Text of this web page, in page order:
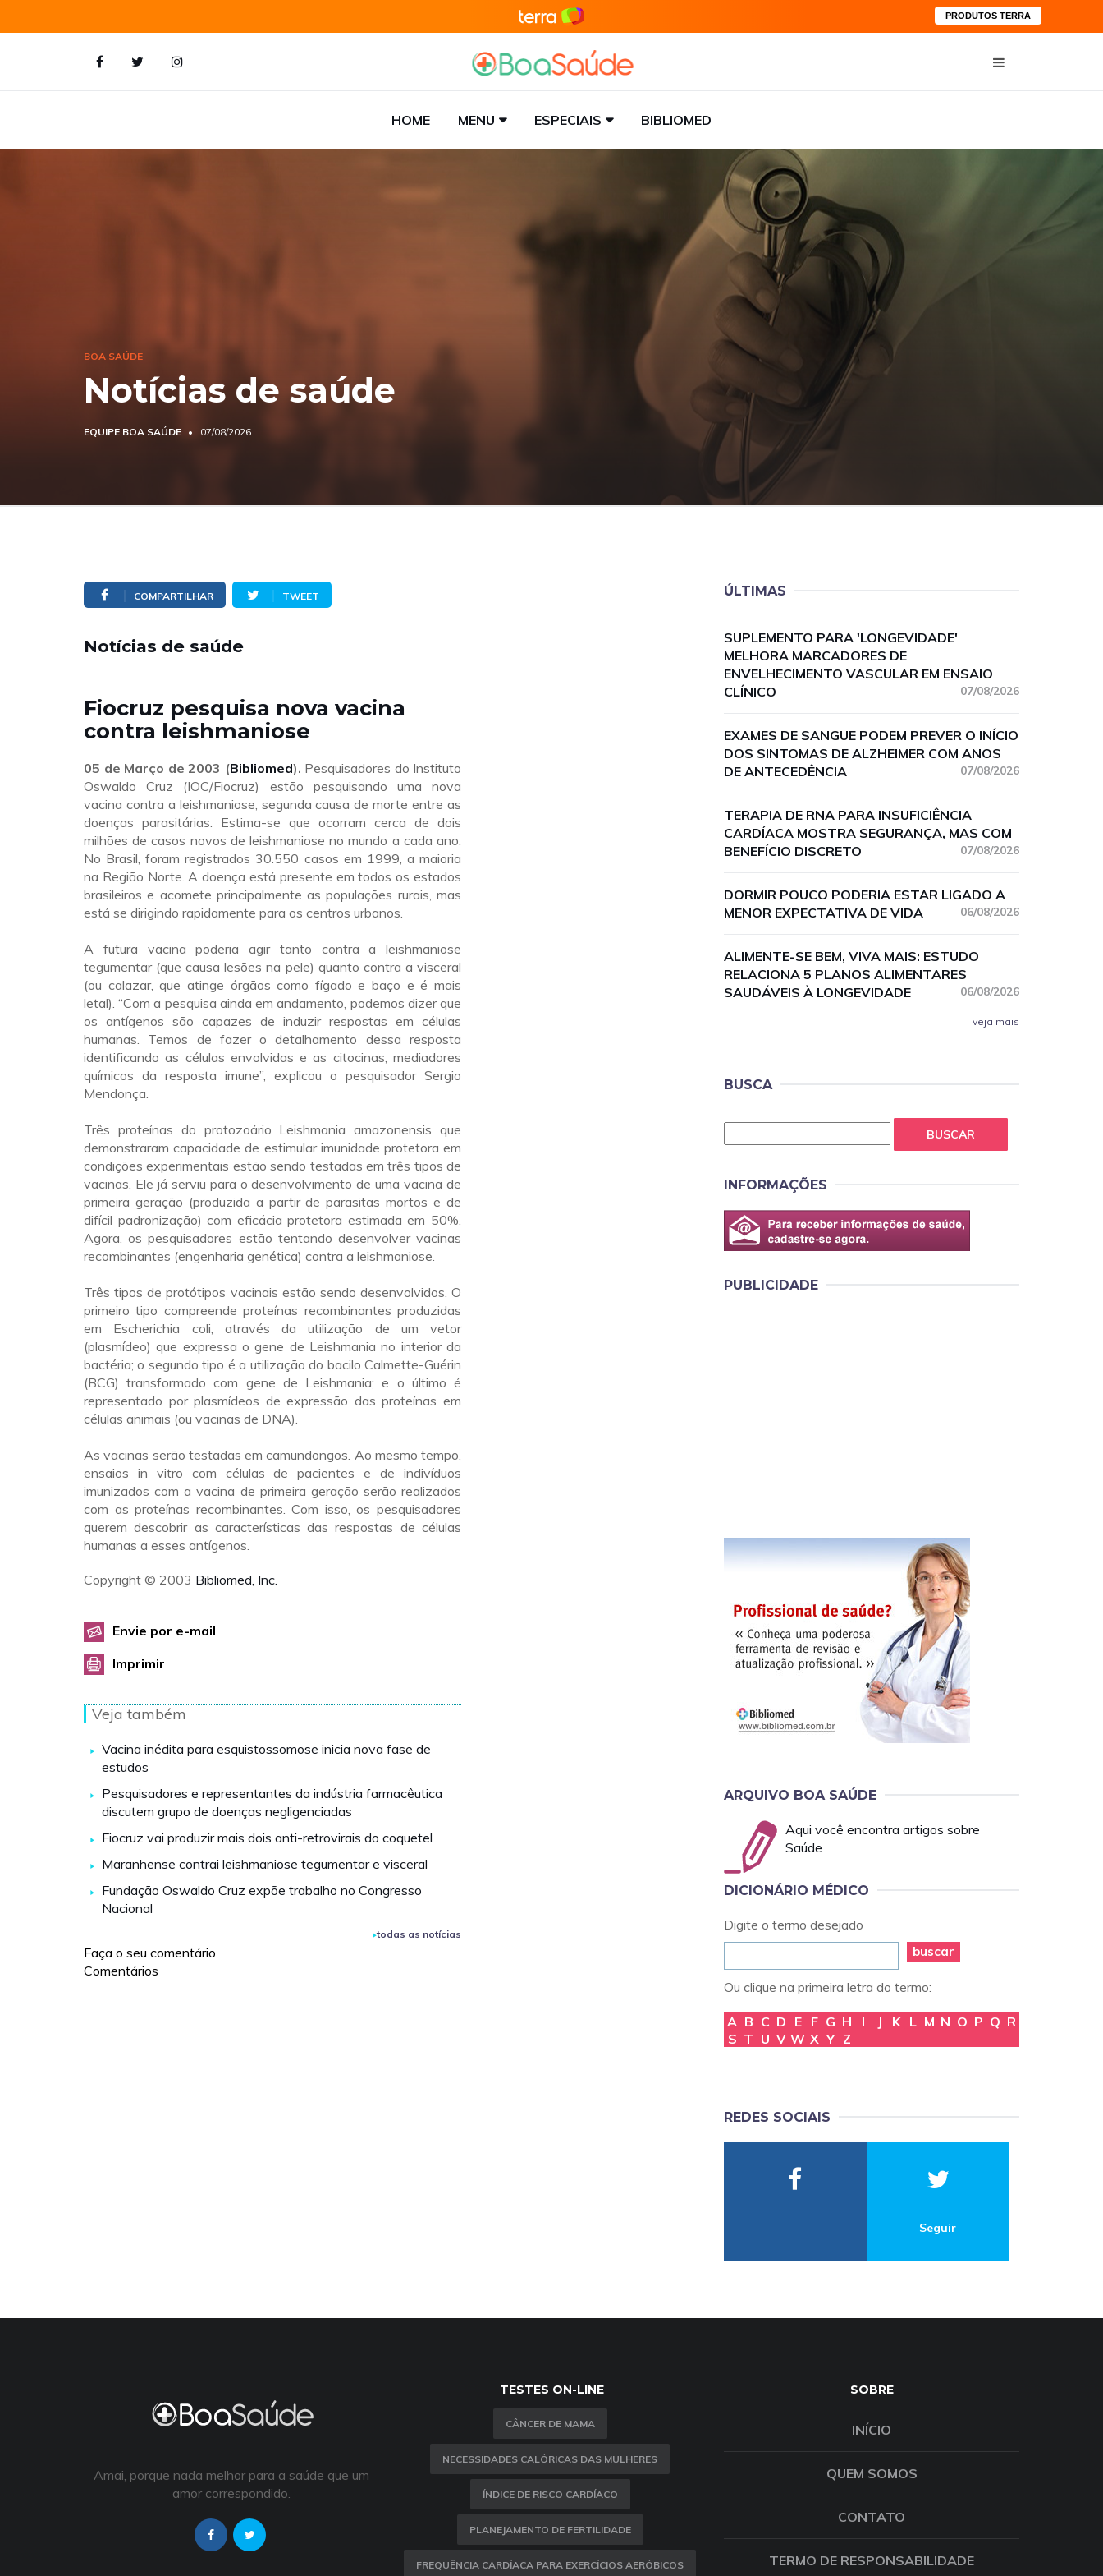
PRODUTOS TERRA
HOME MENU ESPECIAIS BIBLIOMED
BOA SAÚDE
Notícias de saúde
EQUIPE BOA SAÚDE 07/08/2026
COMPARTILHAR TWEET
Notícias de saúde
Fiocruz pesquisa nova vacina
contra leishmaniose
05 de Março de 2003 (Bibliomed). Pesquisadores do Instituto
Oswaldo Cruz (IOC/Fiocruz) estão pesquisando uma nova
vacina contra a leishmaniose, segunda causa de morte entre as
doenças parasitárias. Estima-se que ocorram cerca de dois
milhões de casos novos de leishmaniose no mundo a cada ano.
No Brasil, foram registrados 30.550 casos em 1999, a maioria
na Região Norte. A doença está presente em todos os estados
brasileiros e acomete principalmente as populações rurais, mas
está se dirigindo rapidamente para os centros urbanos.
A futura vacina poderia agir tanto contra a leishmaniose
tegumentar (que causa lesões na pele) quanto contra a visceral
(ou calazar, que atinge órgãos como fígado e baço e é mais
letal). “Com a pesquisa ainda em andamento, podemos dizer que
os antígenos são capazes de induzir respostas em células
humanas. Temos de fazer o detalhamento dessa resposta
identificando as células envolvidas e as citocinas, mediadores
químicos da resposta imune”, explicou o pesquisador Sergio
Mendonça.
Três proteínas do protozoário Leishmania amazonensis que
demonstraram capacidade de estimular imunidade protetora em
condições experimentais estão sendo testadas em três tipos de
vacinas. Ele já serviu para o desenvolvimento de uma vacina de
primeira geração (produzida a partir de parasitas mortos e de
difícil padronização) com eficácia protetora estimada em 50%.
Agora, os pesquisadores estão tentando desenvolver vacinas
recombinantes (engenharia genética) contra a leishmaniose.
Três tipos de protótipos vacinais estão sendo desenvolvidos. O
primeiro tipo compreende proteínas recombinantes produzidas
em Escherichia coli, através da utilização de um vetor
(plasmídeo) que expressa o gene de Leishmania no interior da
bactéria; o segundo tipo é a utilização do bacilo Calmette-Guérin
(BCG) transformado com gene de Leishmania; e o último é
representado por plasmídeos de expressão das proteínas em
células animais (ou vacinas de DNA).
As vacinas serão testadas em camundongos. Ao mesmo tempo,
ensaios in vitro com células de pacientes e de indivíduos
imunizados com a vacina de primeira geração serão realizados
com as proteínas recombinantes. Com isso, os pesquisadores
querem descobrir as características das respostas de células
humanas a esses antígenos.
Copyright © 2003 Bibliomed, Inc.
Envie por e-mail
Imprimir
Veja também
Vacina inédita para esquistossomose inicia nova fase de
estudos
Pesquisadores e representantes da indústria farmacêutica
discutem grupo de doenças negligenciadas
Fiocruz vai produzir mais dois anti-retrovirais do coquetel
Maranhense contrai leishmaniose tegumentar e visceral
Fundação Oswaldo Cruz expõe trabalho no Congresso
Nacional
todas as notícias
Faça o seu comentário
Comentários
ÚLTIMAS
SUPLEMENTO PARA 'LONGEVIDADE'
MELHORA MARCADORES DE
ENVELHECIMENTO VASCULAR EM ENSAIO
CLÍNICO
07/08/2026
EXAMES DE SANGUE PODEM PREVER O INÍCIO
DOS SINTOMAS DE ALZHEIMER COM ANOS
DE ANTECEDÊNCIA
07/08/2026
TERAPIA DE RNA PARA INSUFICIÊNCIA
CARDÍACA MOSTRA SEGURANÇA, MAS COM
BENEFÍCIO DISCRETO
07/08/2026
DORMIR POUCO PODERIA ESTAR LIGADO A
MENOR EXPECTATIVA DE VIDA
06/08/2026
ALIMENTE-SE BEM, VIVA MAIS: ESTUDO
RELACIONA 5 PLANOS ALIMENTARES
SAUDÁVEIS À LONGEVIDADE
06/08/2026
veja mais
BUSCA
BUSCAR
INFORMAÇÕES
PUBLICIDADE
ARQUIVO BOA SAÚDE
Aqui você encontra artigos sobre
Saúde
DICIONÁRIO MÉDICO
Digite o termo desejado
buscar
Ou clique na primeira letra do termo:
A B C D E F G H I J K L M N O P Q R
S T U V W X Y Z
REDES SOCIAIS
Seguir
Amai, porque nada melhor para a saúde que um
amor correspondido.
TESTES ON-LINE
CÂNCER DE MAMA
NECESSIDADES CALÓRICAS DAS MULHERES
ÍNDICE DE RISCO CARDÍACO
PLANEJAMENTO DE FERTILIDADE
FREQUÊNCIA CARDÍACA PARA EXERCÍCIOS AERÓBICOS
SOBRE
INÍCIO
QUEM SOMOS
CONTATO
TERMO DE RESPONSABILIDADE